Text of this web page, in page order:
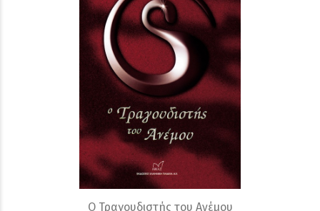
Ο Τραγουδιστής του Ανέμου